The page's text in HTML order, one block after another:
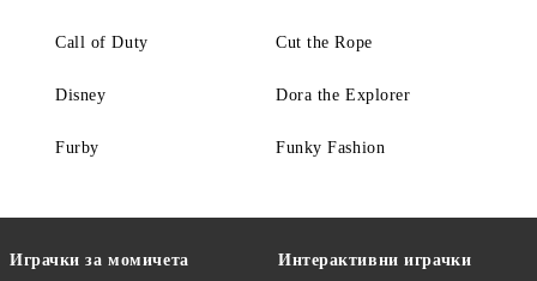
Call of Duty Cut the Rope
Disney Dora the Explorer
Furby Funky Fashion
Играчки за момичета Интерактивни играчки